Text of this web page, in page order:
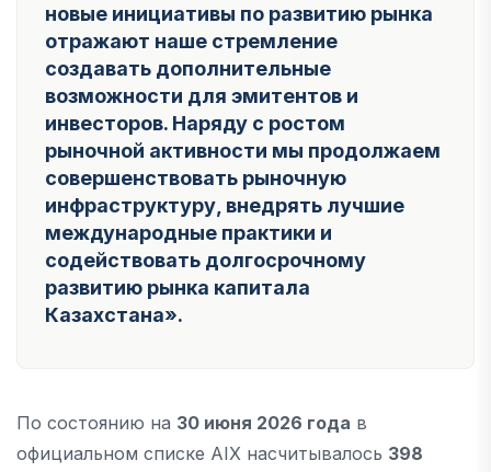
новые инициативы по развитию рынка
отражают наше стремление
создавать дополнительные
возможности для эмитентов и
инвесторов. Наряду с ростом
рыночной активности мы продолжаем
совершенствовать рыночную
инфраструктуру, внедрять лучшие
международные практики и
содействовать долгосрочному
развитию рынка капитала
Казахстана».
По состоянию на 30 июня 2026 года в
официальном списке AIX насчитывалось 398